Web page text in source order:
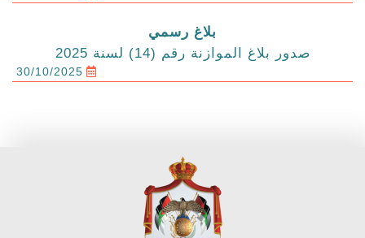
بلاغ رسمي
صدور بلاغ الموازنة رقم (14) لسنة 2025
30/10/2025